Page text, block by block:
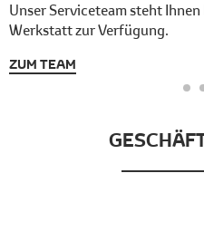
Unser Serviceteam steht
Werkstatt zur Verfügung.
ZUM TEAM